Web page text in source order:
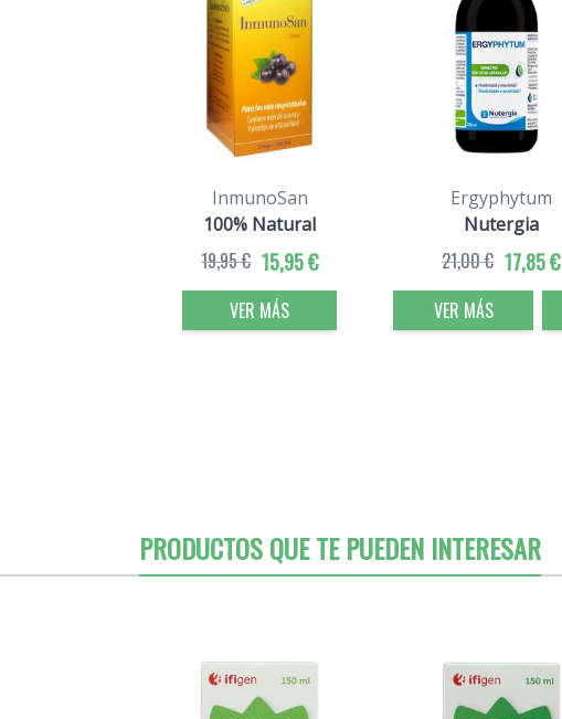
InmunoSan
100% Natural
15,95 €
19,95 €
VER MÁS
Ergyphytum
Nutergia
17,85 €
21,00 €
VER MÁS
PRODUCTOS QUE TE PUEDEN INTERESAR